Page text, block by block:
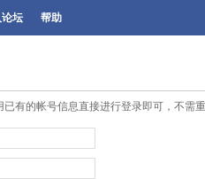
坛 帮助
有的帐号信息直接进行登录即可，不需